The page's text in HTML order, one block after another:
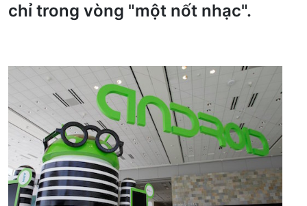
chỉ trong vòng "một nốt nhạc".